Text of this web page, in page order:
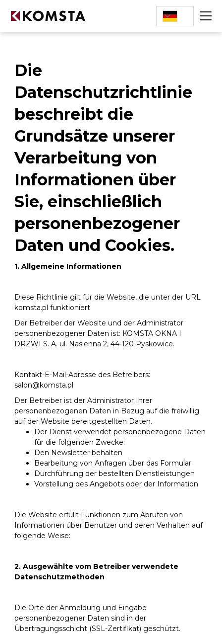
Die
Datenschutzrichtlinie
beschreibt die
Grundsätze unserer
Verarbeitung von
Informationen über
Sie, einschließlich
personenbezogener
Daten und Cookies.
1. Allgemeine Informationen
Diese Richtlinie gilt für die Website, die unter der URL
komsta.pl funktioniert
Der Betreiber der Website und der Administrator
personenbezogener Daten ist: KOMSTA OKNA I
DRZWI S. A. ul. Nasienna 2, 44-120 Pyskowice.
Kontakt-E-Mail-Adresse des Betreibers:
salon@komsta.pl
Der Betreiber ist der Administrator Ihrer
personenbezogenen Daten in Bezug auf die freiwillig
auf der Website bereitgestellten Daten.
Der Dienst verwendet personenbezogene Daten
für die folgenden Zwecke:
Den Newsletter behalten
Bearbeitung von Anfragen über das Formular
Durchführung der bestellten Dienstleistungen
Vorstellung des Angebots oder der Information
Die Website erfüllt Funktionen zum Abrufen von
Informationen über Benutzer und deren Verhalten auf
folgende Weise:
2. Ausgewählte vom Betreiber verwendete
Datenschutzmethoden
Die Orte der Anmeldung und Eingabe
personenbezogener Daten sind in der
Übertragungsschicht (SSL-Zertifikat) geschützt.